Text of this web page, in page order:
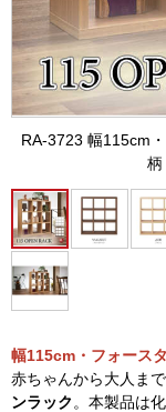
RA-3723 幅115cm
柄
幅115cm・フォース
赤ちゃんから大人ま
ンラック 。本製品は